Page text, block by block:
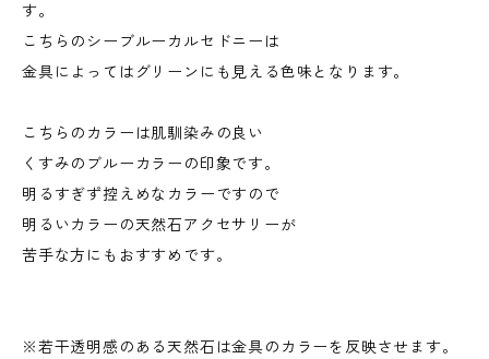
す。
こちらのシーブルーカルセドニーは
金具によってはグリーンにも見える色味となります。
こちらのカラーは肌馴染みの良い
くすみのブルーカラーの印象です。
明るすぎず控えめなカラーですので
明るいカラーの天然石アクセサリーが
苦手な方にもおすすめです。
※若干透明感のある天然石は金具のカラーを反映させます。